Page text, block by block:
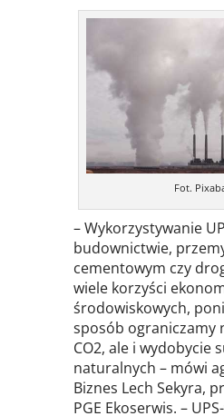
Fot.
– Wykorzystywanie
budownictwie,
cementowym czy
wiele korzyści
środowiskowych,
sposób ograniczamy
CO2, ale i wydobycie
naturalnych – mówi
Biznes Lech Sekyra,
PGE Ekoserwis. –